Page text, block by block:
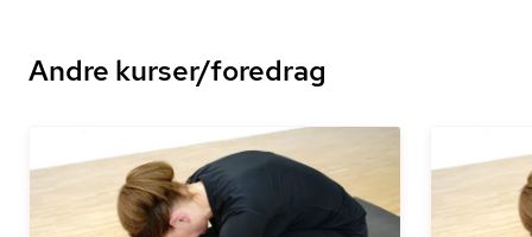
Andre kurser/foredrag